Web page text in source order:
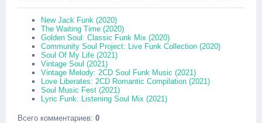
New Jack Funk (2020)
The Waiting Time (2020)
Golden Soul: Classic Funk Mix (2020)
Community Soul Project: Live Funk Collection (2020)
Soul Of My Life (2021)
Vintage Soul (2021)
Vintage Melody: 2CD Soul Funk Music (2021)
Love Liberates: 2CD Romantic Compilation (2021)
Soul Music Fest (2021)
Lyric Funk: Listening Soul Mix (2021)
Всего комментариев: 0